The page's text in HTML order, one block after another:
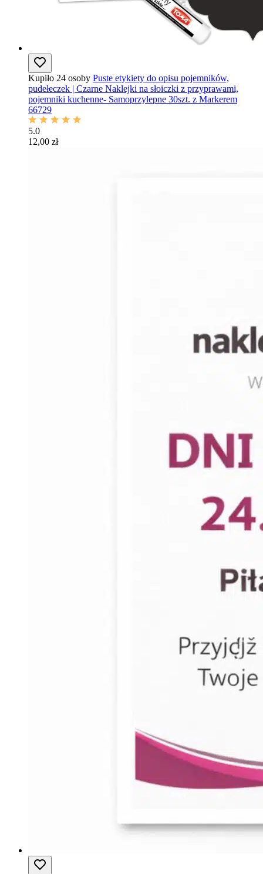
Kupiło 24 osoby Puste etykiety do opisu pojemników,
pudełeczek | Czarne Naklejki na słoiczki z przyprawami,
pojemniki kuchenne- Samoprzylepne 30szt. z Markerem
66729
5.0
12,00 zł